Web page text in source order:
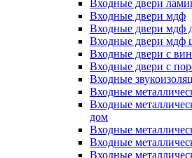
Входные двери
Входные двери мдф
Входные двери мдф
Входные двери мдф
Входные двери с
Входные двери с
Входные
Входные
Входные
дом
Входные
Входные
Входные